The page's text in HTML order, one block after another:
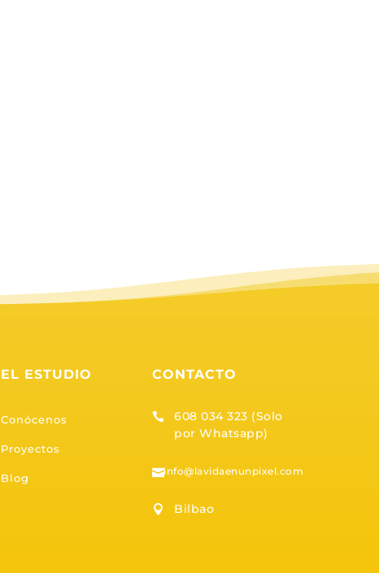
EL ESTUDIO
Conócenos
Proyectos
Blog
CONTACTO

608 034 323 (Solo
por Whatsapp)
info@lavidaenunpixel.com
 Bilbao